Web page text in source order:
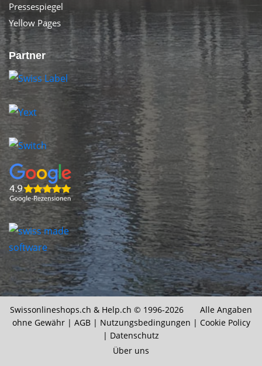
Pressespiegel
Yellow Pages
Partner
Swissonlineshops.ch & Help.ch © 1996-2026 Alle Angaben
ohne Gewähr | AGB| Nutzungsbedingungen | Cookie Policy
| Datenschutz
Über uns